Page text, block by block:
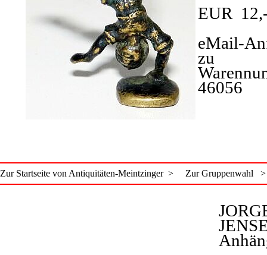
EUR
eMail-
zu
46056
Zur Startseite von Antiquitäten-Meintzinger > Zur Gruppenwahl >